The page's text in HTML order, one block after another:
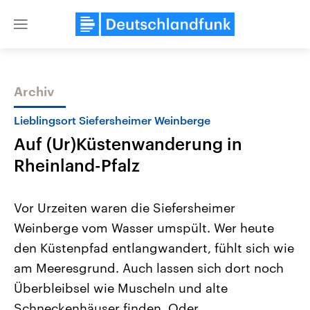
Close
Themen
Landtagswahl Sachsen-Anhalt
2026
Alle Informationen
Sachsen-Anhalt wählt am 6.
September 2026 einen neuen
Landtag. Seit 2021 wird das
Bundesland von einer Koalition aus
USA
Aktuelle Beiträge,
Hintergründe
Wirtschaftlich und
gehören die Vereinigten
den mächtigsten Ländern
mit großem Einfluss auf
Archiv
Lieblingsort Siefersheimer Weinberge
Auf (Ur)Küstenwanderung in
Rheinland-Pfalz
Vor Urzeiten waren die Siefersheimer
Weinberge vom Wasser umspült. Wer heute
den Küstenpfad entlangwandert, fühlt sich wie
am Meeresgrund. Auch lassen sich dort noch
Überbleibsel wie Muscheln und alte